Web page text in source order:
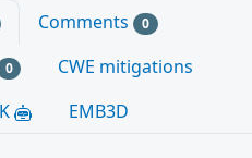
Comments 0
0
CWE mitigations
EMB3D